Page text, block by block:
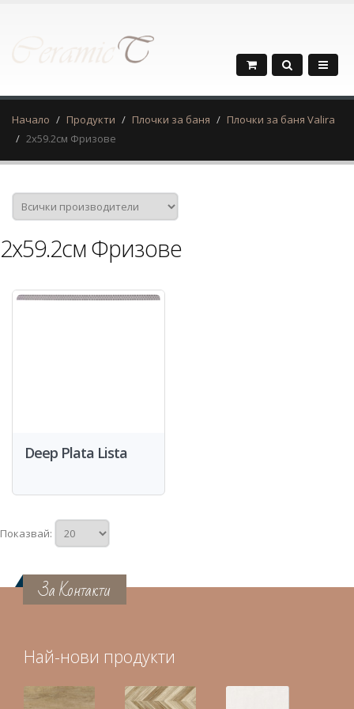
Начало Продукти Плочки за баня
Плочки за баня Valira
2х59.2см Фризове
2х59.2см Фризове
Deep Plata Lista
Показвай:
За Контакти
Най-нови продукти